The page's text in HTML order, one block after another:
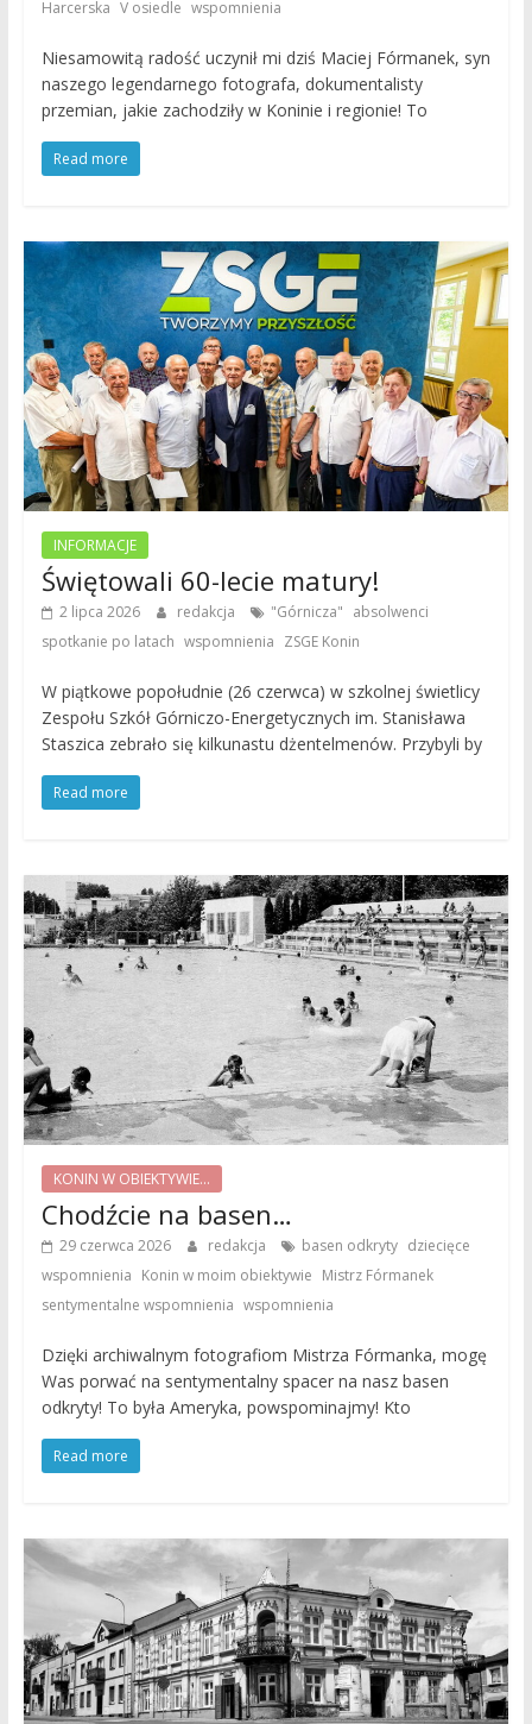
Harcerska V osiedle wspomnienia
Niesamowitą radość uczynił mi dziś Maciej Fórmanek, syn
naszego legendarnego fotografa, dokumentalisty
przemian, jakie zachodziły w Koninie i regionie! To
Read more
INFORMACJE
Świętowali 60-lecie matury!
2 lipca 2026 redakcja "Górnicza" absolwenci
spotkanie po latach wspomnienia ZSGE Konin
W piątkowe popołudnie (26 czerwca) w szkolnej świetlicy
Zespołu Szkół Górniczo-Energetycznych im. Stanisława
Staszica zebrało się kilkunastu dżentelmenów. Przybyli by
Read more
KONIN W OBIEKTYWIE...
Chodźcie na basen…
29 czerwca 2026 redakcja basen odkryty, dziecięce
wspomnienia Konin w moim obiektywie Mistrz Fórmanek,
sentymentalne wspomnienia wspomnienia
Dzięki archiwalnym fotografiom Mistrza Fórmanka, mogę
Was porwać na sentymentalny spacer na nasz basen
odkryty! To była Ameryka, powspominajmy! Kto
Read more